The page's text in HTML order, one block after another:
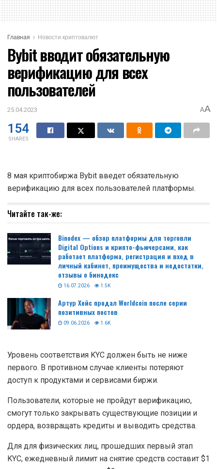
Главная Новости криптовалют
Bybit вводит обязательную
верификацию для всех
пользователей
25.04.2023 AA
154
SHARES
8 мая криптобиржа Bybit введет обязательную
верификацию для всех пользователей платформы.
Читайте так-же:
работает платформа, регистрация и вход в
личный кабинет, преимущества и недостатки,
отзывы о бинодекс
Артур Хейс продал Worldcoin после серии
позитивных постов
09.06.2026 1.6K
Уровень соответствия KYC должен быть не ниже